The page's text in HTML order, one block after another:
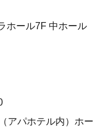
ホール7F 中ホール
アパホテル内）ホー